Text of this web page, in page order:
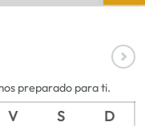
preparado para ti.
V S D